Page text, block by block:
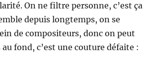
On ne filtre personne, c’est ça
depuis longtemps, on se
de compositeurs, donc on peut
fond, c’est une couture défaite :